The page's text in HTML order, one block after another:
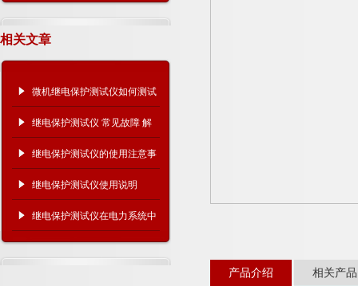
相关文章
微机继电保护测试仪如何测试
10kV过流保护
继电保护测试仪 常见故障 解
决方法
继电保护测试仪的使用注意事
项有哪些？
继电保护测试仪使用说明
继电保护测试仪在电力系统中
的关键作用！
产品介绍 相关产品